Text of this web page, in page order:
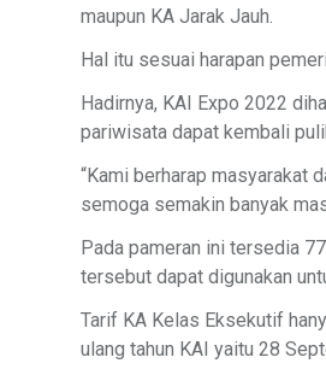
maupun KA Jarak Jauh.
Hal itu sesuai harapan
Hadirnya, KAI Expo 2022
pariwisata dapat kembali
“Kami berharap masyarakat
semoga semakin banyak
Pada pameran ini tersedia
tersebut dapat digunakan
Tarif KA Kelas Eksekutif
ulang tahun KAI yaitu 28